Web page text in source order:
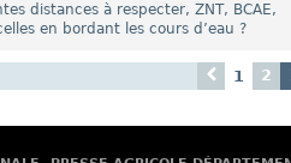
distances à respecter, ZNT, BCAE,
en bordant les cours d’eau ?
1 2